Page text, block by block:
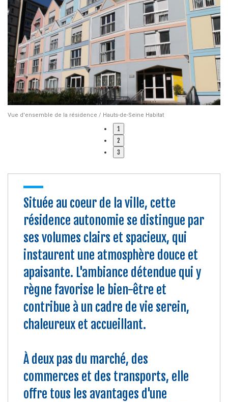
Vue d'ensemble de la résidence / Hauts-de-Seine Habitat
1
2
3
Située au coeur de la ville, cette
résidence autonomie se distingue par
ses volumes clairs et spacieux, qui
instaurent une atmosphère douce et
apaisante. L'ambiance détendue qui y
règne favorise le bien-être et
contribue à un cadre de vie serein,
chaleureux et accueillant.
À deux pas du marché, des
commerces et des transports, elle
offre tous les avantages d'une